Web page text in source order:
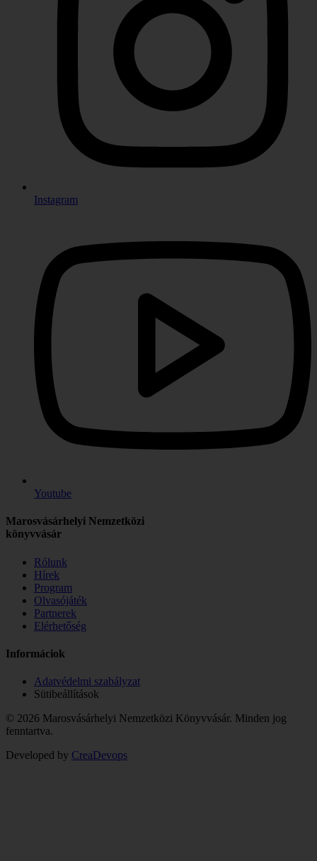
Instagram
Youtube
Marosvásárhelyi Nemzetközi
könyvvásár
Rólunk
Hírek
Program
Olvasójáték
Partnerek
Elérhetőség
Informáciok
Adatvédelmi szabályzat
Sütibeállítások
© 2026 Marosvásárhelyi Nemzetközi Könyvvásár. Minden jog
fenntartva.
Developed by CreaDevops